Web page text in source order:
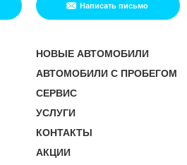
Написать письмо
НОВЫЕ АВТОМОБИЛИ
АВТОМОБИЛИ С ПРОБЕГОМ
СЕРВИС
УСЛУГИ
КОНТАКТЫ
АКЦИИ